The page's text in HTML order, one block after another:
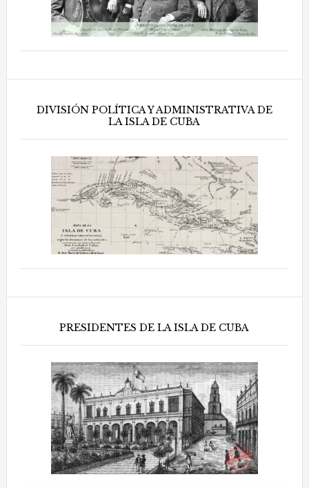
DIVISIÓN POLÍTICA Y ADMINISTRATIVA DE
LA ISLA DE CUBA
PRESIDENTES DE LA ISLA DE CUBA